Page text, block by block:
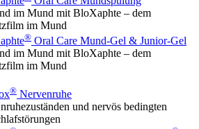
im Mund mit BloXaphte – dem
im Mund
® Oral Care Mund-Gel & Junior-Gel
im Mund mit BloXaphte – dem
im Mund
® Nervenruhe
und nervös bedingten